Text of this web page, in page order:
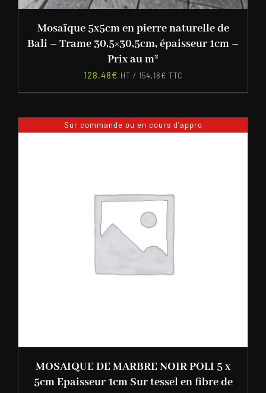
Mosaïque 5x5cm en pierre naturelle de
Bali – Trame 30,5×30,5cm, épaisseur 1cm –
Prix au m²
128,48€ HT / 154,18€ TTC
Sur commande ou en cours d'appro
MOSAIQUE DE MARBRE NOIR POLI 5 x
5cm Epaisseur 1cm Sur tessel en fibre de